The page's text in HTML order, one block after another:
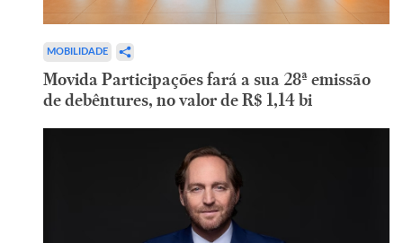
MOBILIDADE
Movida Participações fará a sua 28ª emissão
de debêntures, no valor de R$ 1,14 bi